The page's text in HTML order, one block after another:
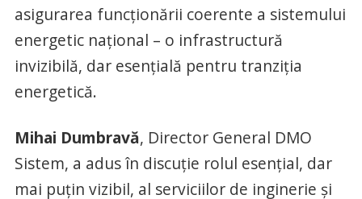
asigurarea funcționării coerente a sistemului
energetic național – o infrastructură
invizibilă, dar esențială pentru tranziția
energetică.
Mihai Dumbravă, Director General DMO
Sistem, a adus în discuție rolul esențial, dar
mai puțin vizibil, al serviciilor de inginerie și